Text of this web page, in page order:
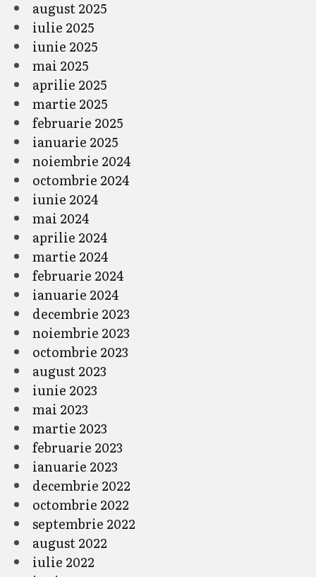
august 2025
iulie 2025
iunie 2025
mai 2025
aprilie 2025
martie 2025
februarie 2025
ianuarie 2025
noiembrie 2024
octombrie 2024
iunie 2024
mai 2024
aprilie 2024
martie 2024
februarie 2024
ianuarie 2024
decembrie 2023
noiembrie 2023
octombrie 2023
august 2023
iunie 2023
mai 2023
martie 2023
februarie 2023
ianuarie 2023
decembrie 2022
octombrie 2022
septembrie 2022
august 2022
iulie 2022